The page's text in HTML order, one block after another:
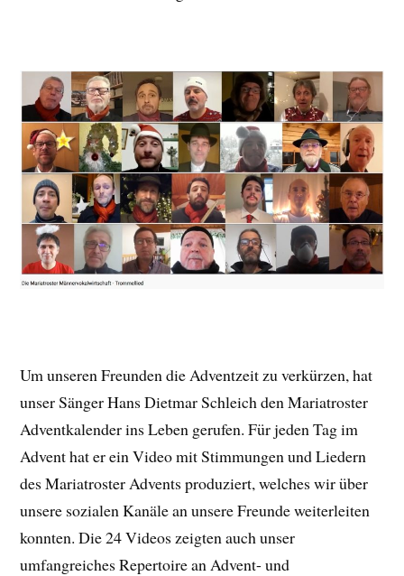
Um unseren Freunden die Adventzeit zu verkürzen, hat
unser Sänger Hans Dietmar Schleich den Mariatroster
Adventkalender ins Leben gerufen. Für jeden Tag im
Advent hat er ein Video mit Stimmungen und Liedern
des Mariatroster Advents produziert, welches wir über
unsere sozialen Kanäle an unsere Freunde weiterleiten
konnten. Die 24 Videos zeigten auch unser
umfangreiches Repertoire an Advent- und